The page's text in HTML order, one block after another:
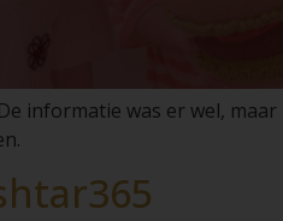
informatie was er wel,